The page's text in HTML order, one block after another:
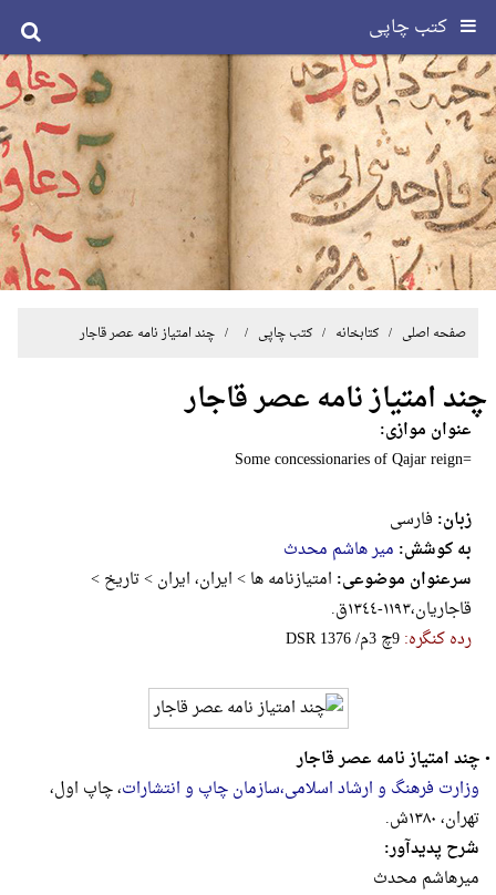
کتب چاپی
صفحه اصلی / کتابخانه /کتب چاپی / / چند امتیاز نامه عصر قاجار
چند امتیاز نامه عصر قاجار
عنوان موازی:
=Some concessionaries of Qajar reign
زبان: فارسی
به کوشش: میر هاشم محدث
سرعنوان موضوعی: امتیازنامه ها > ایران، ایران > تاریخ >
قاجاریان،١١٩٣-١٣٤٤ق.
رده کنگره:‎D‎‎‎S‎‎‎R‎ ‎1‎3‎7‎6‎ ‎/‎م‎3‎ ‎چ‎9
•چند امتیاز نامه عصر قاجار
وزارت فرهنگ و ارشاد اسلامی،سازمان چاپ و انتشارات، چاپ اول،
تهران، ۱۳۸۰ش.
شرح پدیدآور:
میر‌هاشم‌ محدث‌